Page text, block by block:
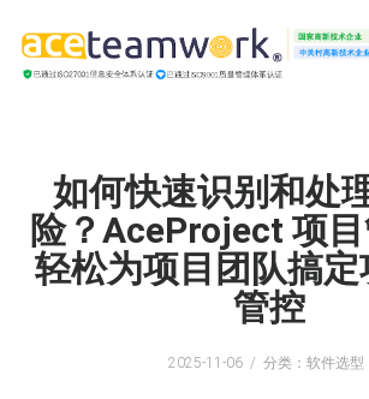
如何快速识别和处
险？AceProject 项
轻松为项目团队搞
管控
2025-11-06 分类：软件选型